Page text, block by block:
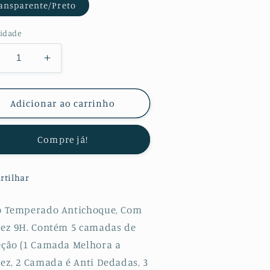
Preto
Aumentar
a
quantidade
de
Película
Vidro
Temperado
Galaxy
A71
Adicionar ao carrinho
Compre já!
Temperado Antichoque, Com
9H. Contém 5 camadas de
(1 Camada Melhora a
2 Camada é Anti Dedadas, 3